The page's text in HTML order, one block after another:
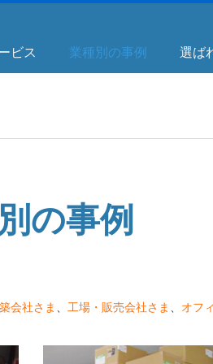
ビス 業種別の事例 選ば
の事例
会社さま 工場・販売会社さま オフ